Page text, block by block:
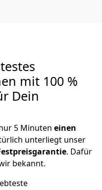
mit 100 %
Dein
5 Minuten einen
unterliegt unser
. Dafür
bekannt.